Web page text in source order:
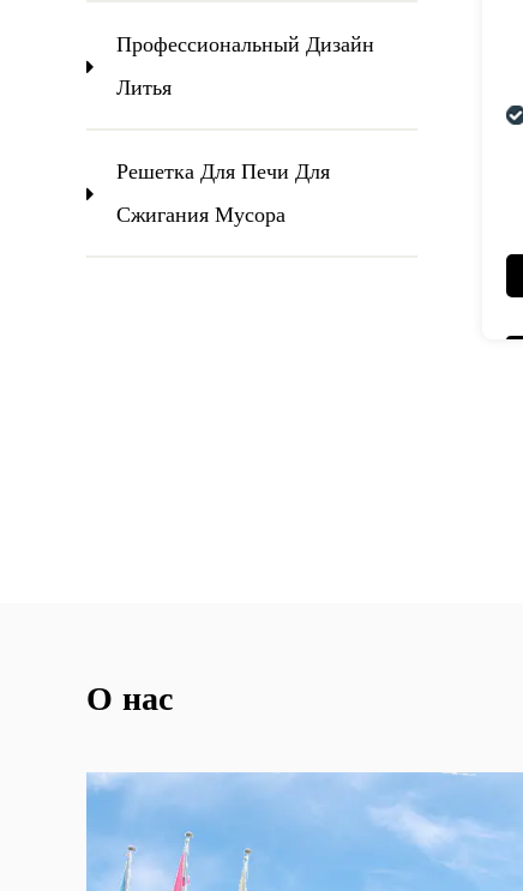
Профессиональный Дизайн
Литья
Решетка Для Печи Для
Сжигания Мусора
О нас